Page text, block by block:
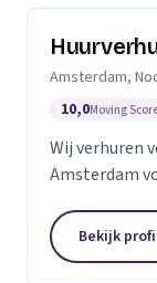
Amsterdam,
10,0Moving
Wij verhuren
Amsterdam
Bekijk